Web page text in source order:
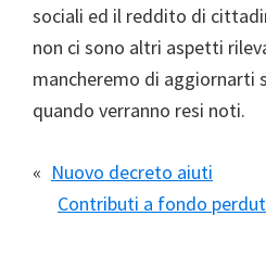
sociali ed il reddito di
non ci sono altri aspetti
mancheremo di aggiornarti
quando verranno resi noti.
« Nuovo decreto aiuti
Contributi a fondo